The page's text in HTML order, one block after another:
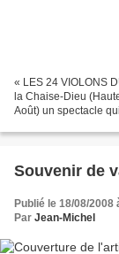
« LES 24 VIOLONS
la Chaise-Dieu
Août) un spectacle
Souvenir de
Publié le 18/08/2008
Par Jean-Michel